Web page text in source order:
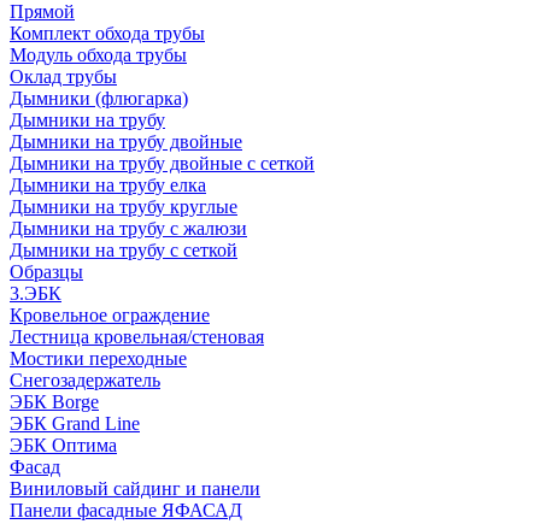
Прямой
Комплект обхода трубы
Модуль обхода трубы
Оклад трубы
Дымники (флюгарка)
Дымники на трубу
Дымники на трубу двoйные
Дымники на трубу двoйные с сеткой
Дымники на трубу елка
Дымники на трубу круглые
Дымники на трубу с жалюзи
Дымники на трубу с сеткой
Образцы
3.ЭБК
Кровельное ограждение
Лестница кровельная/стеновая
Мостики переходные
Снегозадержатель
ЭБК Borge
ЭБК Grand Line
ЭБК Оптима
Фасад
Виниловый сайдинг и панели
Панели фасадные ЯФАСАД